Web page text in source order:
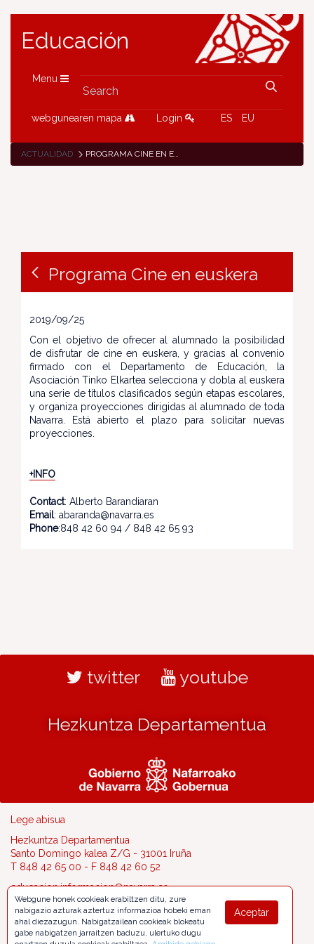
Educación
Menu
webgunearen mapa Login ES EU
ACTUALIDAD PROGRAMA CINE EN EUSKERA
Programa Cine en euskera
2019/09/25
Con el objetivo de ofrecer al alumnado la posibilidad
de disfrutar de cine en euskera, y gracias al convenio
firmado con el Departamento de Educación, la
Asociación Tinko Elkartea selecciona y dobla al euskera
una serie de títulos clasificados según etapas escolares,
y organiza proyecciones dirigidas al alumnado de toda
Navarra. Está abierto el plazo para solicitar nuevas
proyecciones.
+INFO
Contact: Alberto Barandiaran
Email: abaranda@navarra.es
Phone:848 42 60 94 / 848 42 65 93
twitter youtube
Hezkuntza Departamentua
Lege abisua
Hezkuntza Departamentua
Santo Domingo kalea Z/G - 31001 Iruña
T 848 42 65 00 - F 848 42 60 52
educacion.informacion@navarra.es
Aceptar
Webgune honek cookieak erabiltzen ditu, zure
nabigazio azturak aztertuz informazioa hobeki eman
ahal diezazugun. Nabigatzailean cookieak blokeatu
gabe nabigatzen jarraitzen baduzu, ulertuko dugu